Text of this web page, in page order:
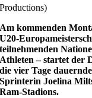
Productions)
Am kommenden
U20-
teilnehmenden
Athleten – startet der
die vier Tage
Sprinterin Joelina
Ram-Stadions.